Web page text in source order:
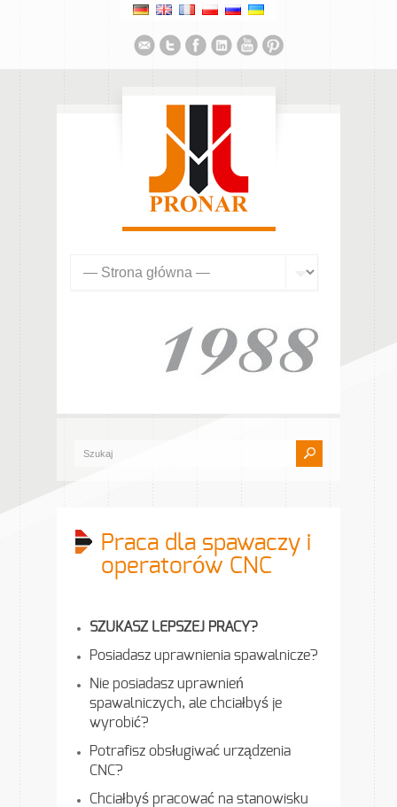
Praca dla spawaczy i
operatorów CNC
SZUKASZ LEPSZEJ PRACY?
Posiadasz uprawnienia spawalnicze?
Nie posiadasz uprawnień
spawalniczych, ale chciałbyś je
wyrobić?
Potrafisz obsługiwać urządzenia
CNC?
Chciałbyś pracować na stanowisku